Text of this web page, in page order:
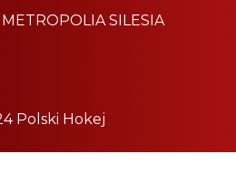
SILESIA
Polski Hokej